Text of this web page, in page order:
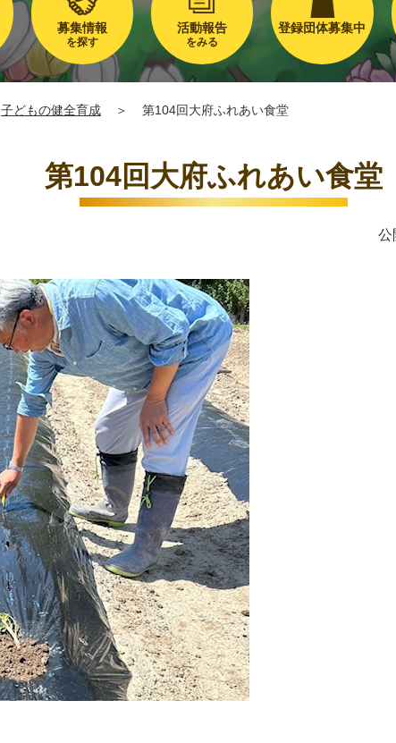
募集情報
を探す
活動報告
をみる
登録団体募集中
子どもの健全育成 ＞ 第104回大府ふれあい食堂
第104回大府ふれあい食堂
公